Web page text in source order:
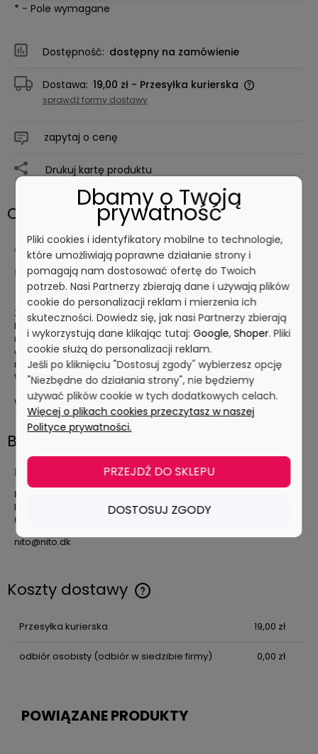
* - Pole wymagane
Dostępność: dostępny na zamówienie
Dostawa: 19,00 zł - Przesyłka kurierska
sprawdź formy dostawy
zapytaj o cenę
Drukuj kartę produktu
Opis
Wytwornica piany ręczna 2,5 litra zielona NITO
57259A1
Zestaw do mycia aktywną pianą ze zbiornikiem 2,5 l .
Polecany do lekkiego czyszczenia w kuchniach, sklepach
mięsnych, browarach, prysznicach itp. 13 dysz
dozujących umożliwia uzyskanie stałego określonego
roztworu 0,4 – 10%.
W zestawie również dysza spłukująca typu 'jet' dł. 170 mm.
Wymagane ciśnie wody 2-8 bar.
Bezpieczeństwo
Producent
Nito A/S
H. C. Ørstedsvej 4
6100 Haderslev, Dania
nito@nito.dk
Koszty dostawy
Przesyłka kurierska 19,00 zł
odbiór osobisty(odbiór w siedzibie firmy) 0,00 zł
POWIĄZANE PRODUKTY
Dbamy o Twoją
prywatność
Pliki cookies i identyfikatory mobilne to technologie,
które umożliwiają poprawne działanie strony i
pomagają nam dostosować ofertę do Twoich
potrzeb. Nasi Partnerzy zbierają dane i używają plików
cookie do personalizacji reklam i mierzenia ich
skuteczności. Dowiedz się, jak nasi Partnerzy zbierają
i wykorzystują dane klikając tutaj:Google,Shoper. Pliki
cookie służą do personalizacji reklam.
Jeśli po kliknięciu "Dostosuj zgody" wybierzesz opcję
"Niezbędne do działania strony", nie będziemy
używać plików cookie w tych dodatkowych celach.
Więcej o plikach cookies przeczytasz w naszej
Polityce prywatności.
PRZEJDŹ DO SKLEPU
DOSTOSUJ ZGODY